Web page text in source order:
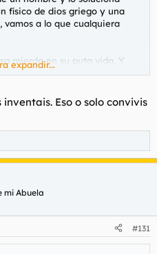
físico de dios griego y una
vamos a lo que cualquiera
mierda en su puta vida. Y
me la presentas que quiero
expandir...
Eso o solo convivis
mi Abuela
#131